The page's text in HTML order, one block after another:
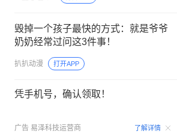
毁掉一个孩子最快的方式：就是爷爷
奶奶经常过问这3件事！
扒扒动漫 打开APP
凭手机号，确认领取！
广告 易泽科技运营商 了解详情